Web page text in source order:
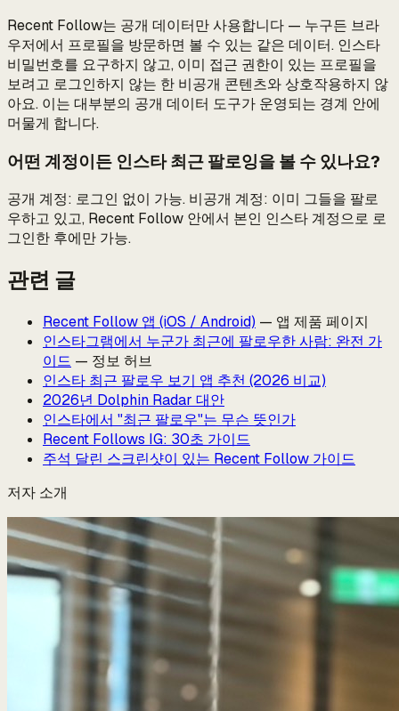
Recent Follow는 공개 데이터만 사용합니다 — 누구든 브라
우저에서 프로필을 방문하면 볼 수 있는 같은 데이터. 인스타
비밀번호를 요구하지 않고, 이미 접근 권한이 있는 프로필을
보려고 로그인하지 않는 한 비공개 콘텐츠와 상호작용하지 않
아요. 이는 대부분의 공개 데이터 도구가 운영되는 경계 안에
머물게 합니다.
어떤 계정이든 인스타 최근 팔로잉을 볼 수 있나요?
공개 계정: 로그인 없이 가능. 비공개 계정: 이미 그들을 팔로
우하고 있고, Recent Follow 안에서 본인 인스타 계정으로 로
그인한 후에만 가능.
관련 글
Recent Follow 앱 (iOS / Android) — 앱 제품 페이지
인스타그램에서 누군가 최근에 팔로우한 사람: 완전 가
이드 — 정보 허브
인스타 최근 팔로우 보기 앱 추천 (2026 비교)
2026년 Dolphin Radar 대안
인스타에서 "최근 팔로우"는 무슨 뜻인가
Recent Follows IG: 30초 가이드
주석 달린 스크린샷이 있는 Recent Follow 가이드
저자 소개